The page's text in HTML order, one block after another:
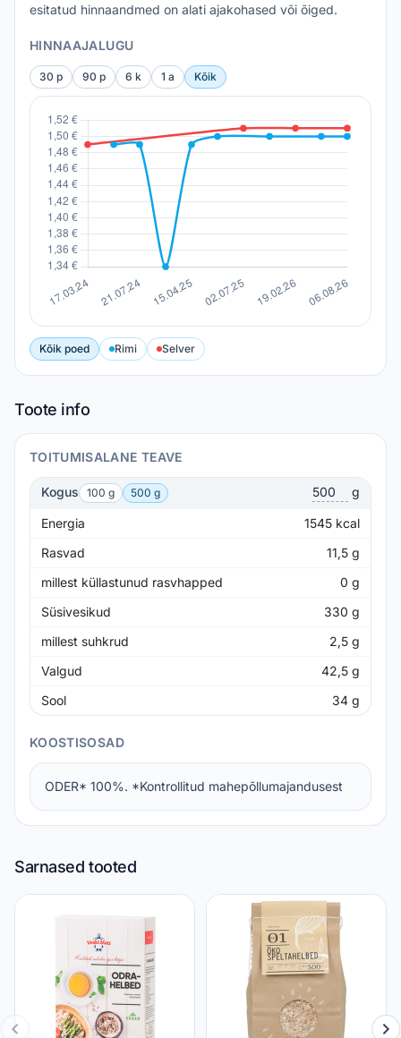
esitatud hinnaandmed on alati ajakohased või õiged.
HINNAAJALUGU
30 p 90 p 6 k 1 a Kõik
Kõik poed Rimi Selver
Toote info
TOITUMISALANE TEAVE
Kogus 100 g 500 g g
Energia 1545 kcal
Rasvad
11,5 g
millest küllastunud rasvhapped
0 g
Süsivesikud
330 g
millest suhkrud
2,5 g
Valgud
42,5 g
Sool
34 g
KOOSTISOSAD
ODER* 100%. *Kontrollitud mahepõllumajandusest
Sarnased tooted